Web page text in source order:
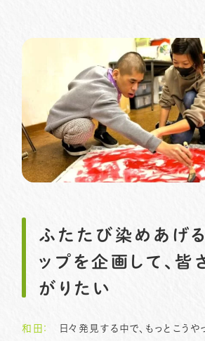
ふたたび染めあげる
ップを企画して、皆
がりたい
和田：
日々発見する中で、もっとこうや